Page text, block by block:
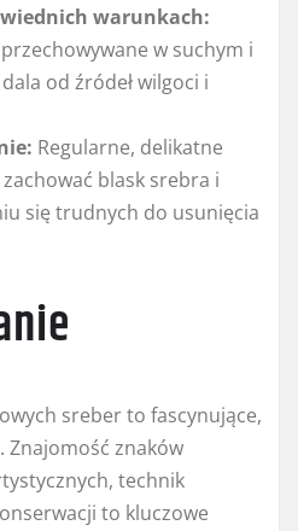
warunkach:
w suchym i
od źródeł wilgoci i
Regularne, delikatne
blask srebra i
się trudnych do usunięcia
sreber to fascynujące,
Znajomość znaków
technik
to kluczowe